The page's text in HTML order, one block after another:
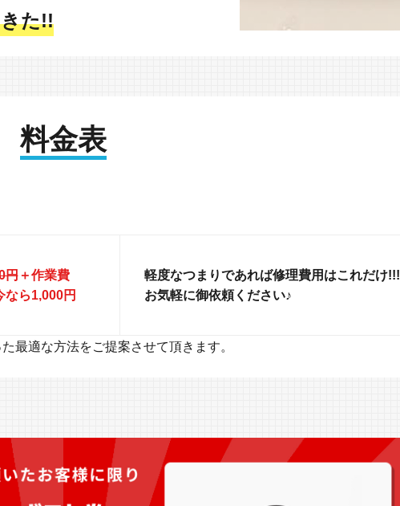
た!!
料金表
円＋作業費
ら1,000円
軽度なつまりであれば修理費用はこれだけ!!!
お気軽に御依頼ください♪
最適な方法をご提案させて頂きます。